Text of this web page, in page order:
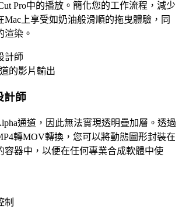
Pro中的播放。簡化您的工作流程，減少
Mac上享受如奶油般滑順的拖曳體驗，同
渲染。
的影片輸出
計師
通道，因此無法實現透明疊加層。透過
轉MOV轉換，您可以將動態圖形封裝在
容器中，以便在任何專業合成軟體中使
制